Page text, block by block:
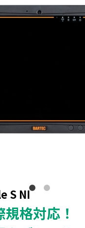
S NI
格対応！